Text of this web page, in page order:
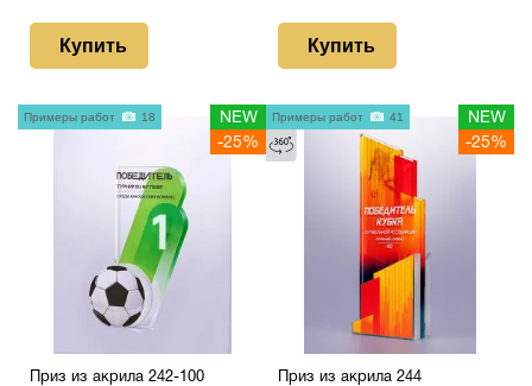
Купить Купить
Приз из акрила 242-100
NEW
-25%
Примеры работ 18
Приз из акрила 244
NEW
-25%
Примеры работ 41